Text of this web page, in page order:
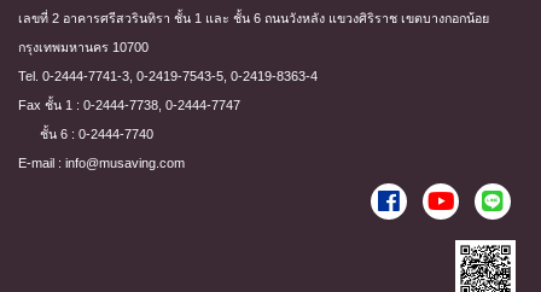
เลขที่ 2 อาคารศรีสวรินทิรา ชั้น 1 และ ชั้น 6 ถนนวังหลัง แขวงศิริราช เขตบางกอกน้อย
กรุงเทพมหานคร 10700
Tel. 0-2444-7741-3, 0-2419-7543-5, 0-2419-8363-4
Fax ชั้น 1 : 0-2444-7738, 0-2444-7747
ชั้น 6 : 0-2444-7740
E-mail : info@musaving.com